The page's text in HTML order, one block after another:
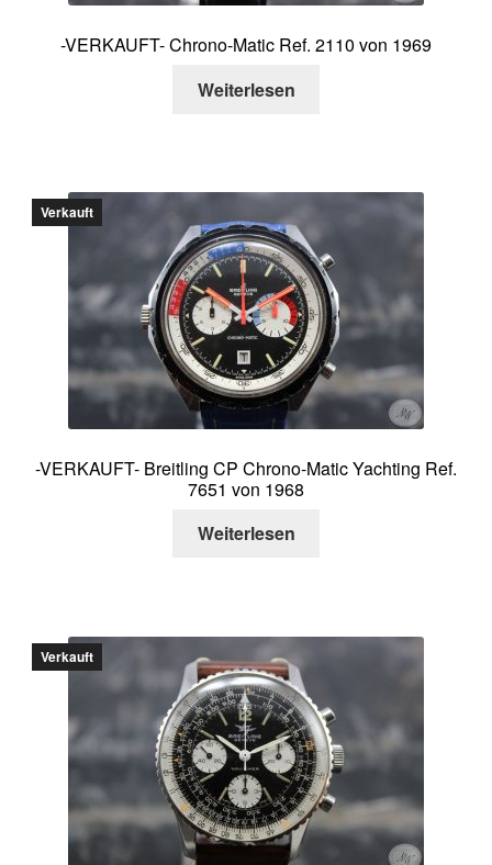
-VERKAUFT- Chrono-Matic Ref. 2110 von 1969
Weiterlesen
Verkauft
-VERKAUFT- Breitling CP Chrono-Matic Yachting Ref.
7651 von 1968
Weiterlesen
Verkauft